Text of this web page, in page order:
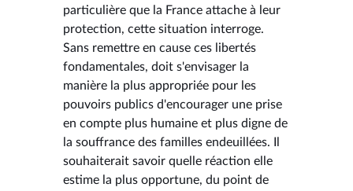
particulière que la France attache à leur
protection, cette situation interroge.
Sans remettre en cause ces libertés
fondamentales, doit s'envisager la
manière la plus appropriée pour les
pouvoirs publics d'encourager une prise
en compte plus humaine et plus digne de
la souffrance des familles endeuillées. Il
souhaiterait savoir quelle réaction elle
estime la plus opportune, du point de